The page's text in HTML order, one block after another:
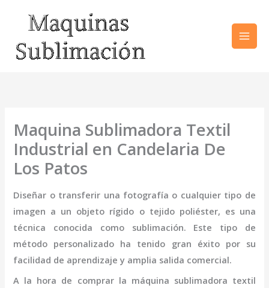
contenido
Maquina Sublimadora Textil
Industrial en Candelaria De
Los Patos
Diseñar o transferir una fotografía o cualquier tipo de
imagen a un objeto rígido o tejido poliéster, es una
técnica conocida como sublimación. Este tipo de
método personalizado ha tenido gran éxito por su
facilidad de aprendizaje y amplia salida comercial.
A la hora de comprar la máquina sublimadora textil